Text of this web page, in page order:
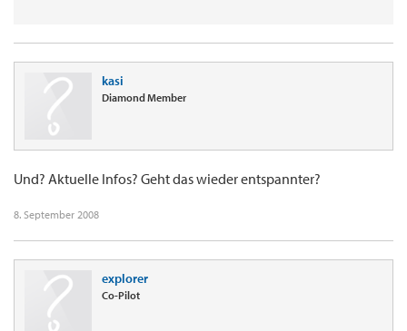
kasi
Diamond Member
Und? Aktuelle Infos? Geht das wieder entspannter?
8. September 2008
explorer
Co-Pilot